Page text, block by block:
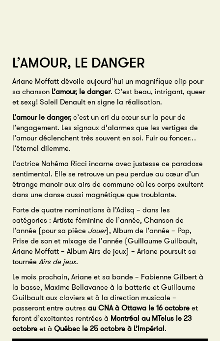
L’AMOUR, LE DANGER
Ariane Moffatt dévoile aujourd’hui un magnifique clip pour
sa chanson L’amour, le danger. C’est beau, intrigant, queer
et sexy! Soleil Denault en signe la réalisation.
L’amour le danger, c’est un cri du cœur sur la peur de
l’engagement. Les signaux d’alarmes que les vertiges de
l’amour déclenchent très souvent en soi. Fuir ou foncer…
l’éternel dilemme.
L’actrice Nahéma Ricci incarne avec justesse ce paradoxe
sentimental. Elle se retrouve un peu perdue au cœur d’un
étrange manoir aux airs de commune où les corps exultent
dans une danse aussi magnétique que troublante.
Forte de quatre nominations à l’Adisq – dans les
catégories : Artiste féminine de l’année, Chanson de
l’année (pour sa pièce Jouer), Album de l’année – Pop,
Prise de son et mixage de l’année (Guillaume Guilbault,
Ariane Moffatt – Album Airs de jeux) – Ariane poursuit sa
tournée Airs de jeux.
Le mois prochain, Ariane et sa bande – Fabienne Gilbert à
la basse, Maxime Bellavance à la batterie et Guillaume
Guilbault aux claviers et à la direction musicale –
passeront entre autres au CNA à Ottawa le 16 octobre et
feront d’excitantes rentrées à Montréal au MTelus le 23
octobre et à Québec le 25 octobre à L’Impérial.